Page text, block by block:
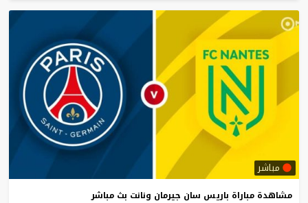
مباشر
مشاهدة مباراة باريس سان جيرمان ونانت بث مباشر